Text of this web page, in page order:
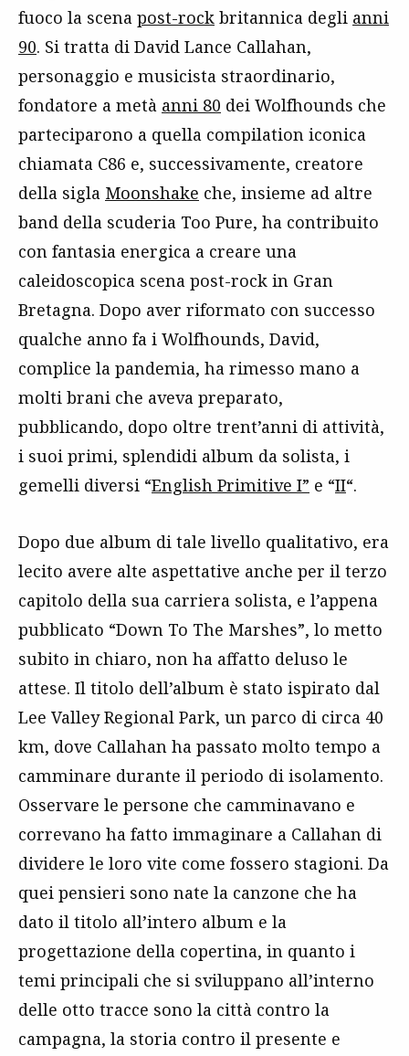
fuoco la scena post-rock britannica degli anni
90. Si tratta di David Lance Callahan,
personaggio e musicista straordinario,
fondatore a metà anni 80 dei Wolfhounds che
parteciparono a quella compilation iconica
chiamata C86 e, successivamente, creatore
della sigla Moonshake che, insieme ad altre
band della scuderia Too Pure, ha contribuito
con fantasia energica a creare una
caleidoscopica scena post-rock in Gran
Bretagna. Dopo aver riformato con successo
qualche anno fa i Wolfhounds, David,
complice la pandemia, ha rimesso mano a
molti brani che aveva preparato,
pubblicando, dopo oltre trent’anni di attività,
i suoi primi, splendidi album da solista, i
gemelli diversi “English Primitive I” e “II“.
Dopo due album di tale livello qualitativo, era
lecito avere alte aspettative anche per il terzo
capitolo della sua carriera solista, e l’appena
pubblicato “Down To The Marshes”, lo metto
subito in chiaro, non ha affatto deluso le
attese. Il titolo dell’album è stato ispirato dal
Lee Valley Regional Park, un parco di circa 40
km, dove Callahan ha passato molto tempo a
camminare durante il periodo di isolamento.
Osservare le persone che camminavano e
correvano ha fatto immaginare a Callahan di
dividere le loro vite come fossero stagioni. Da
quei pensieri sono nate la canzone che ha
dato il titolo all’intero album e la
progettazione della copertina, in quanto i
temi principali che si sviluppano all’interno
delle otto tracce sono la città contro la
campagna, la storia contro il presente e